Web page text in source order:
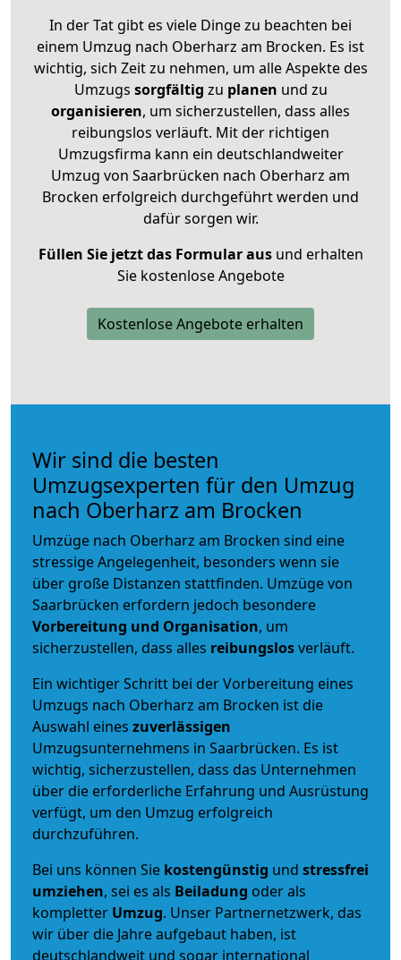
In der Tat gibt es viele Dinge zu beachten bei
einem Umzug nach Oberharz am Brocken. Es ist
wichtig, sich Zeit zu nehmen, um alle Aspekte des
Umzugs sorgfältig zu planen und zu
organisieren, um sicherzustellen, dass alles
reibungslos verläuft. Mit der richtigen
Umzugsfirma kann ein deutschlandweiter
Umzug von Saarbrücken nach Oberharz am
Brocken erfolgreich durchgeführt werden und
dafür sorgen wir.
Füllen Sie jetzt das Formular ausund erhalten
Sie kostenlose Angebote
Kostenlose Angebote erhalten
Wir sind die besten
Umzugsexperten für den Umzug
nach Oberharz am Brocken
Umzüge nach Oberharz am Brocken sind eine
stressige Angelegenheit, besonders wenn sie
über große Distanzen stattfinden. Umzüge von
Saarbrücken erfordern jedoch besondere
Vorbereitung und Organisation, um
sicherzustellen, dass alles reibungslosverläuft.
Ein wichtiger Schritt bei der Vorbereitung eines
Umzugs nach Oberharz am Brocken ist die
Auswahl eines zuverlässigen
Umzugsunternehmens in Saarbrücken. Es ist
wichtig, sicherzustellen, dass das Unternehmen
über die erforderliche Erfahrung und Ausrüstung
verfügt, um den Umzug erfolgreich
durchzuführen.
Bei uns können Sie kostengünstig und stressfrei
umziehen, sei es als Beiladung oder als
kompletter Umzug. Unser Partnernetzwerk, das
wir über die Jahre aufgebaut haben, ist
deutschlandweit und sogar international